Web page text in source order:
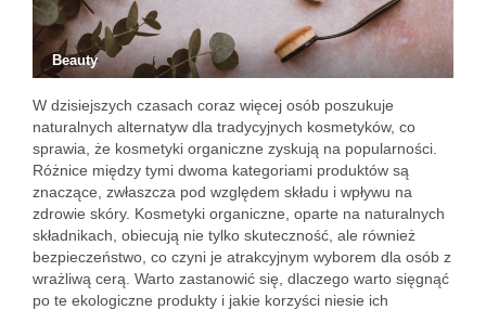
Beauty
W dzisiejszych czasach coraz więcej osób poszukuje
naturalnych alternatyw dla tradycyjnych kosmetyków, co
sprawia, że kosmetyki organiczne zyskują na popularności.
Różnice między tymi dwoma kategoriami produktów są
znaczące, zwłaszcza pod względem składu i wpływu na
zdrowie skóry. Kosmetyki organiczne, oparte na naturalnych
składnikach, obiecują nie tylko skuteczność, ale również
bezpieczeństwo, co czyni je atrakcyjnym wyborem dla osób z
wrażliwą cerą. Warto zastanowić się, dlaczego warto sięgnąć
po te ekologiczne produkty i jakie korzyści niesie ich